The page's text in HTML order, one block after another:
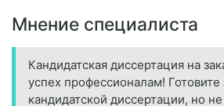
Мнение специалиста
Кандидатская диссертация на
успех профессионалам! Готовите
кандидатской диссертации, но